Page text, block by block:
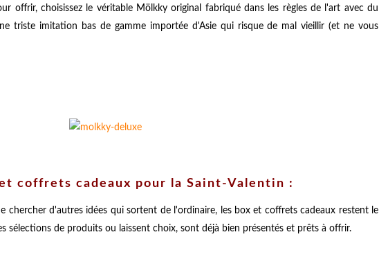
offrir, choisissez le véritable Mölkky original fabriqué dans les règles de l'art avec du
triste imitation bas de gamme importée d'Asie qui risque de mal vieillir (et ne vous
coffrets cadeaux pour la Saint-Valentin :
chercher d'autres idées qui sortent de l'ordinaire, les box et coffrets cadeaux restent le
sélections de produits ou laissent choix, sont déjà bien présentés et prêts à offrir.